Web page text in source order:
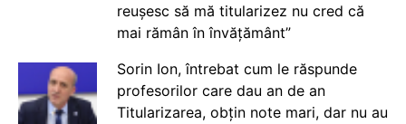
reușesc să mă titularizez nu cred că
mai rămân în învățământ”
Sorin Ion, întrebat cum le răspunde
profesorilor care dau an de an
Titularizarea, obțin note mari, dar nu au